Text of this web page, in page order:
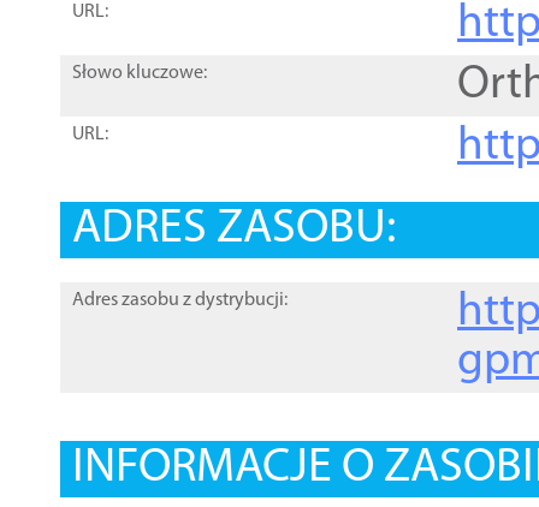
URL:
Słowo kluczowe:
URL:
ADRES ZASOBU:
Adres zasobu z dystrybucji:
INFORMACJE O